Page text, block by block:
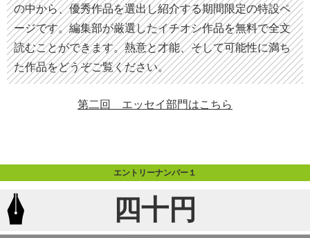
の中から、優秀作品を選出し紹介する期間限定の特設ペ
ージです。編集部が厳選したイチオシ作品を無料で全文
読むことができます。熱意と才能、そして可能性に満ち
た作品をどうぞご覧ください。
第二回 エッセイ部門はこちら
エントリーナンバー１
四十円